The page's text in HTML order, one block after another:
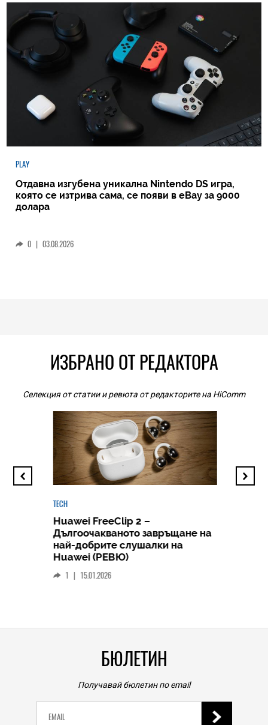
PLAY
Отдавна изгубена уникална Nintendo DS игра,
която се изтрива сама, се появи в eBay за 9000
долара
0 | 03.08.2026
ИЗБРАНО ОТ РЕДАКТОРА
Селекция от статии и ревюта от редакторите на HiComm
TECH
Huawei FreeClip 2 –
Дългоочакваното завръщане на
най-добрите слушалки на
Huawei (РЕВЮ)
1 | 15.01.2026
БЮЛЕТИН
Получавай бюлетин по email